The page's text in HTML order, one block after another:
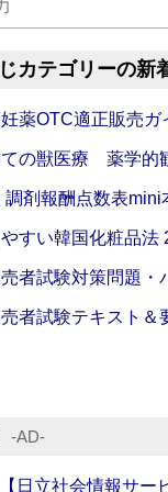
カテゴリーの新
妊薬OTC適正販売ガ
ての獣医療 薬学的
調剤報酬点数表
やすい韓国化粧品法
売者試験対策問題
売者試験テキスト
‐AD‐
【日立社会情報サ